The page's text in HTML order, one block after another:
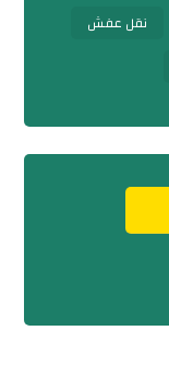
نقل عفش